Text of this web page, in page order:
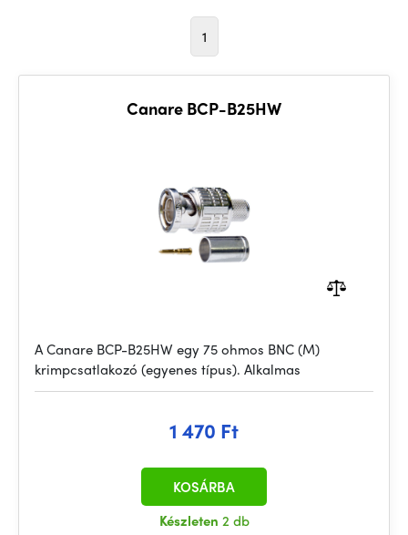
1
Canare BCP-B25HW
A Canare BCP-B25HW egy 75 ohmos BNC (M)
krimpcsatlakozó (egyenes típus). Alkalmas
1 470 Ft
Készleten 2 db
KOSÁRBA